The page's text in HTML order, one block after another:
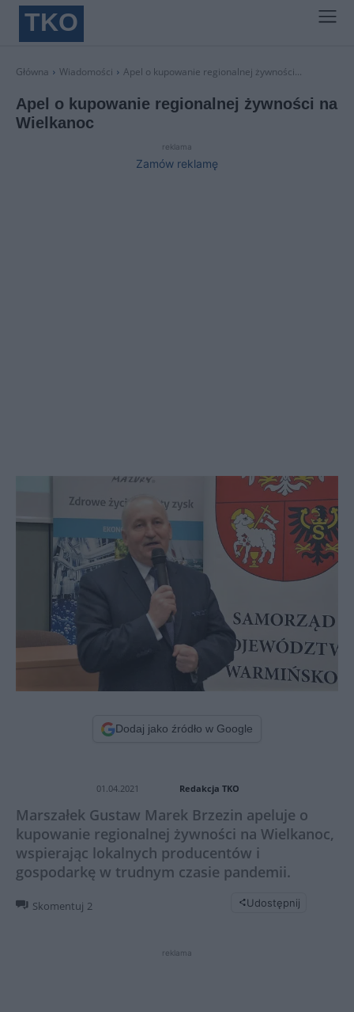
TKO
Główna Wiadomości Apel o kupowanie regionalnej żywności...
Apel o kupowanie regionalnej żywności na
Wielkanoc
reklama
Zamów reklamę
Dodaj jako źródło w Google
01.04.2021 Redakcja TKO
Marszałek Gustaw Marek Brzezin apeluje o
kupowanie regionalnej żywności na Wielkanoc,
wspierając lokalnych producentów i
gospodarkę w trudnym czasie pandemii.
Skomentuj 2 Udostępnij
reklama